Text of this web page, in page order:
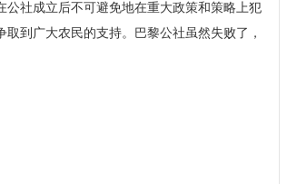
社成立后不可避免地在重大政策和策略上犯
到广大农民的支持。巴黎公社虽然失败了，